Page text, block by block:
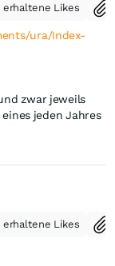
erhaltene Likes
ura/Index-
zwar jeweils
erhaltene Likes